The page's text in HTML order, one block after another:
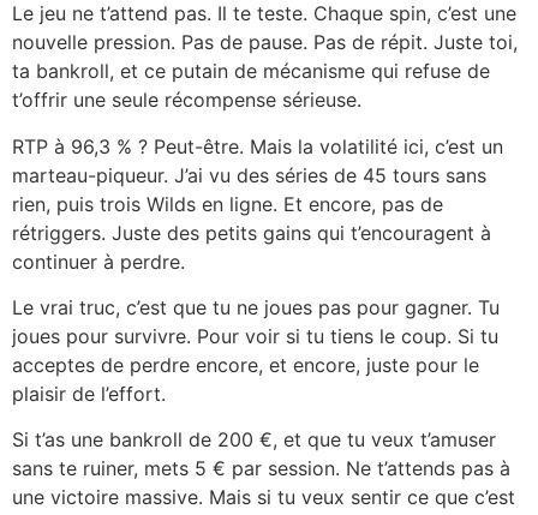
Le jeu ne t’attend pas. Il te teste. Chaque spin, c’est une
nouvelle pression. Pas de pause. Pas de répit. Juste toi,
ta bankroll, et ce putain de mécanisme qui refuse de
t’offrir une seule récompense sérieuse.
RTP à 96,3 % ? Peut-être. Mais la volatilité ici, c’est un
marteau-piqueur. J’ai vu des séries de 45 tours sans
rien, puis trois Wilds en ligne. Et encore, pas de
rétriggers. Juste des petits gains qui t’encouragent à
continuer à perdre.
Le vrai truc, c’est que tu ne joues pas pour gagner. Tu
joues pour survivre. Pour voir si tu tiens le coup. Si tu
acceptes de perdre encore, et encore, juste pour le
plaisir de l’effort.
Si t’as une bankroll de 200 €, et que tu veux t’amuser
sans te ruiner, mets 5 € par session. Ne t’attends pas à
une victoire massive. Mais si tu veux sentir ce que c’est